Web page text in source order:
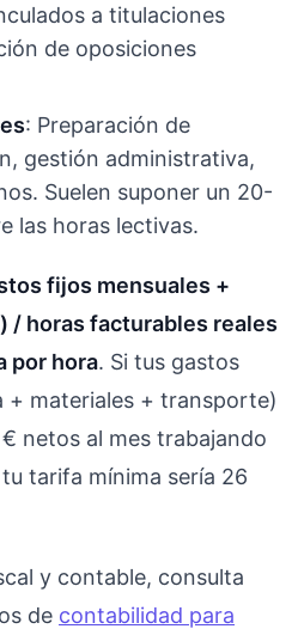
a titulaciones
de oposiciones
: Preparación de
gestión administrativa,
Suelen suponer un 20-
las horas lectivas.
fijos mensuales +
/ horas facturables reales
por hora. Si tus gastos
materiales + transporte)
netos al mes trabajando
tarifa mínima sería 26
y contable, consulta
de contabilidad para